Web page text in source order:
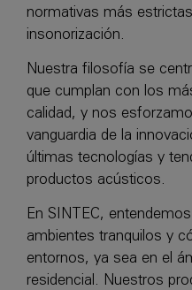
normativas más
insonorización.
Nuestra filosofía se
que cumplan con los
calidad, y nos
vanguardia de la
últimas tecnologías y
productos acústicos.
En SINTEC,
ambientes tranquilos y
entornos, ya sea en el
residencial. Nuestros